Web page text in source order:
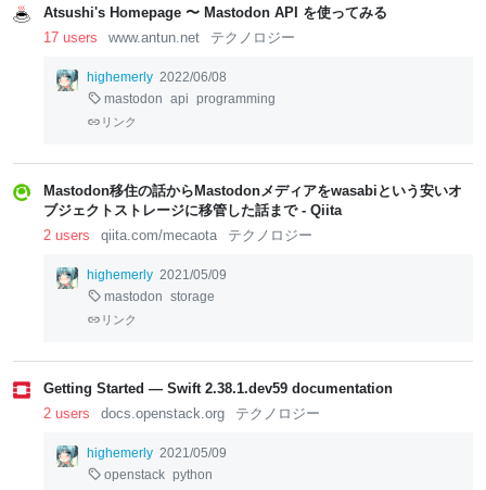
Atsushi's Homepage 〜 Mastodon API を使ってみる
17 users
www.antun.net テクノロジー
highemerly 2022/06/08
mastodon api programming
リンク
Mastodon移住の話からMastodonメディアをwasabiという安いオ
ブジェクトストレージに移管した話まで - Qiita
2 users
qiita.com/mecaota テクノロジー
highemerly 2021/05/09
mastodon storage
リンク
Getting Started — Swift 2.38.1.dev59 documentation
2 users
docs.openstack.org テクノロジー
highemerly 2021/05/09
openstack python